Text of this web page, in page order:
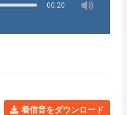
00:20
着信音をダウンロード